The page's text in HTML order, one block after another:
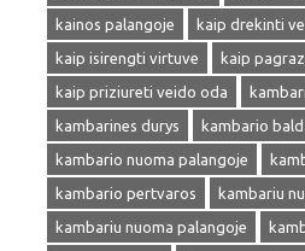
kainos palangoje
kaip drekinti
kaip isirengti virtuve
kaip
kaip priziureti veido oda
kambarines durys
kambario
kambario nuoma palangoje
kambario pertvaros
kambariu
kambariu nuoma palangoje